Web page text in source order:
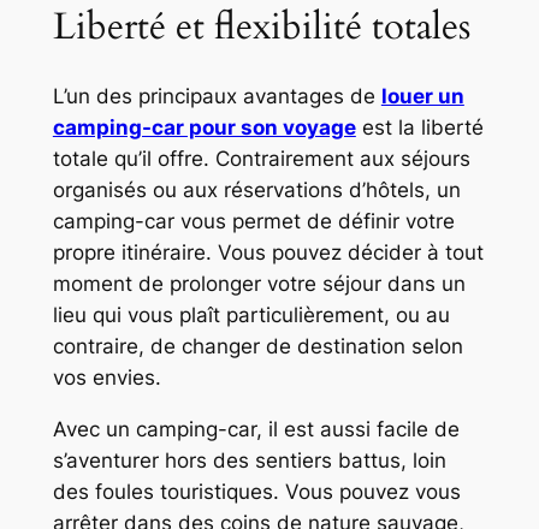
Liberté et flexibilité totales
L’un des principaux avantages de louer un
camping-car pour son voyage est la liberté
totale qu’il offre. Contrairement aux séjours
organisés ou aux réservations d’hôtels, un
camping-car vous permet de définir votre
propre itinéraire. Vous pouvez décider à tout
moment de prolonger votre séjour dans un
lieu qui vous plaît particulièrement, ou au
contraire, de changer de destination selon
vos envies.
Avec un camping-car, il est aussi facile de
s’aventurer hors des sentiers battus, loin
des foules touristiques. Vous pouvez vous
arrêter dans des coins de nature sauvage,